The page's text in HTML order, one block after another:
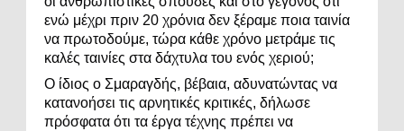
ενώ μέχρι πριν 20 χρόνια δεν ξέραμε ποια ταινία
να πρωτοδούμε, τώρα κάθε χρόνο μετράμε τις
καλές ταινίες στα δάχτυλα του ενός χεριού;
Ο ίδιος ο Σμαραγδής, βέβαια, αδυνατώντας να
κατανοήσει τις αρνητικές κριτικές, δήλωσε
πρόσφατα ότι τα έργα τέχνης πρέπει να